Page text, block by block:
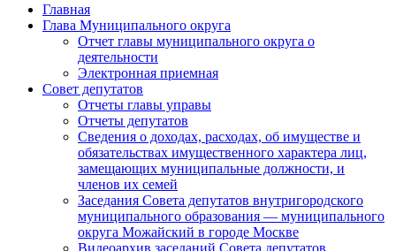
Главная
Глава Муниципального округа
Отчет главы муниципального округа о
деятельности
Электронная приемная
Совет депутатов
Отчеты главы управы
Отчеты депутатов
Сведения о доходах, расходах, об имуществе и
обязательствах имущественного характера лиц,
замещающих муниципальные должности, и
членов их семей
Заседания Совета депутатов внутригородского
муниципального образования — муниципального
округа Можайский в городе Москве
Видеоархив заседаний Совета депутатов